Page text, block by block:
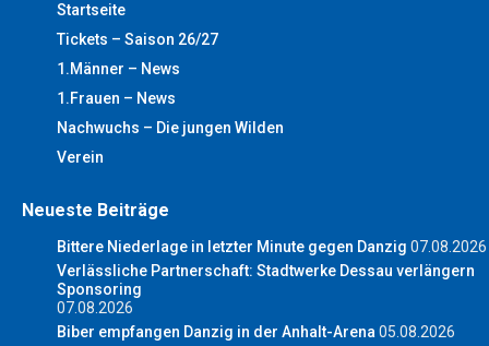
Startseite
Tickets – Saison 26/27
1.Männer – News
1.Frauen – News
Nachwuchs – Die jungen Wilden
Verein
Neueste Beiträge
Bittere Niederlage in letzter Minute gegen Danzig 07.08.2026
Verlässliche Partnerschaft: Stadtwerke Dessau verlängern
Sponsoring
07.08.2026
Biber empfangen Danzig in der Anhalt-Arena 05.08.2026